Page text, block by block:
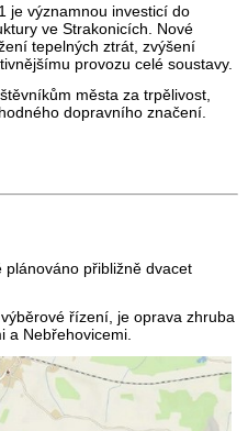
je významnou investicí do
ve Strakonicích. Nové
tepelných ztrát, zvýšení
provozu celé soustavy.
města za trpělivost,
dopravního značení.
přibližně dvacet
řízení, je oprava zhruba
a Nebřehovicemi.